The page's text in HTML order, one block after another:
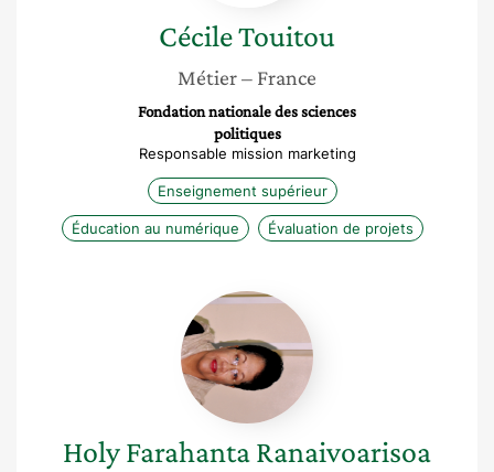
CécileTouitou
Métier– France
Fondation nationale des sciences
politiques
Responsable mission marketing
Enseignement supérieur
Éducation au numérique Évaluation de projets
Holy
Farahanta
Ranaivoarisoa
Holy FarahantaRanaivoarisoa